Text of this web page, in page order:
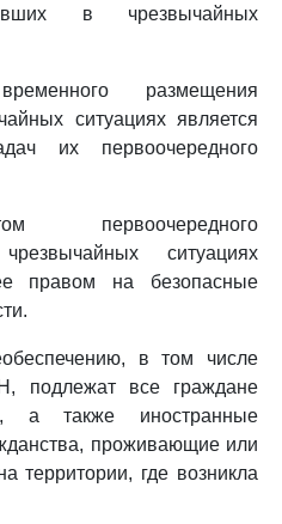
в чрезвычайных
размещения
ситуациях является
их первоочередного
первоочередного
ситуациях
правом на безопасные
в том числе
подлежат все граждане
а также иностранные
проживающие или
территории, где возникла